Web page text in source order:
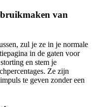
van
zul je ze in je normale
in de gaten voor
en stem je
Ze zijn
te geven zonder een